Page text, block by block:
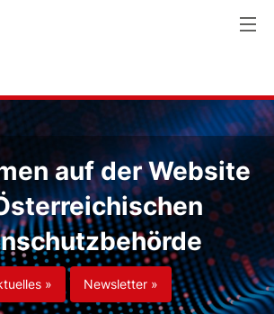
auf der Website
» Newsletter »